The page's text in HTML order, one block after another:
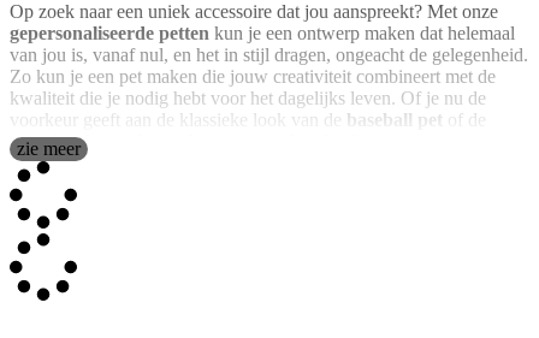
Op zoek naar een uniek accessoire dat jou aanspreekt? Met onze
gepersonaliseerde petten kun je een ontwerp maken dat helemaal
van jou is, vanaf nul, en het in stijl dragen, ongeacht de gelegenheid.
Zo kun je een pet maken die jouw creativiteit combineert met de
kwaliteit die je nodig hebt voor het dagelijks leven. Of je nu de
voorkeur geeft aan de klassieke look van de baseball pet of de
casual look van de
hebben voor ieder wat wils. Verkrijgbaar in verschillende kleuren en
met een constructie met 5 panelen, zijn deze petten niet alleen een
canvas voor je ideeën, maar ook een praktisch en duurzaam
accessoire dat zich aanpast aan het tempo van je leven. Het gebogen
vizier beschermt je tegen de zon in tijdloze stijl, terwijl de
verstelbare sluiting aan de achterkant zorgt voor een goede,
probleemloze pasvorm.
zie meer